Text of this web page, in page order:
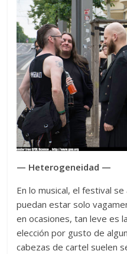
— Heterogeneidad —
En lo musical, el festival
puedan estar solo
en ocasiones, tan leve es
elección por gusto de
cabezas de cartel suelen